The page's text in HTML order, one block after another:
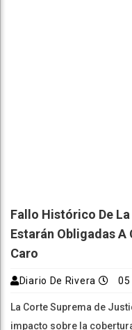
Fallo Histórico De
Estarán Obligadas
Caro
Diario De Rivera 05
La Corte Suprema de
impacto sobre la